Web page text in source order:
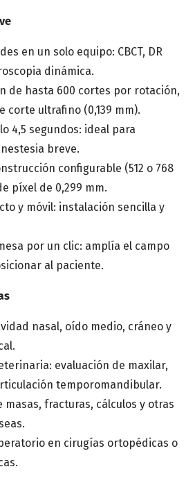
en un solo equipo: CBCT, DR
dinámica.
de hasta 600 cortes por rotación,
corte ultrafino (0,139 mm).
4,5 segundos: ideal para
breve.
configurable (512 o 768
píxel de 0,299 mm.
y móvil: instalación sencilla y
por un clic: amplía el campo
al paciente.
nasal, oído medio, cráneo y
evaluación de maxilar,
temporomandibular.
masas, fracturas, cálculos y otras
en cirugías ortopédicas o